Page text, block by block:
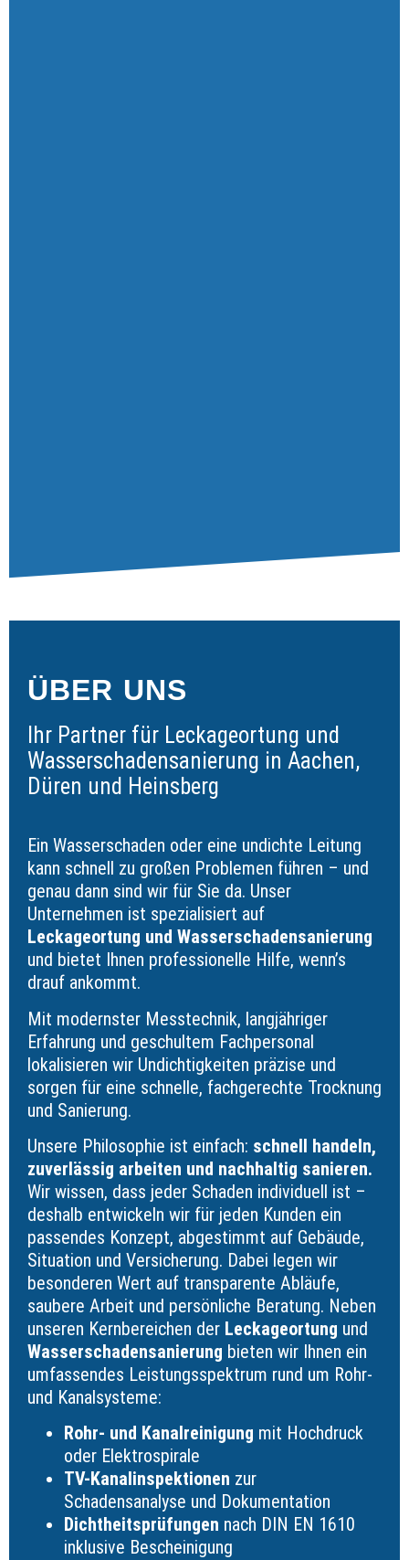
ÜBER UNS
Ihr Partner für Leckageortung und
Wasserschadensanierung in Aachen,
Düren und Heinsberg
Ein Wasserschaden oder eine undichte Leitung
kann schnell zu großen Problemen führen – und
genau dann sind wir für Sie da. Unser
Unternehmen ist spezialisiert auf
Leckageortung und Wasserschadensanierung
und bietet Ihnen professionelle Hilfe, wenn’s
drauf ankommt.
Mit modernster Messtechnik, langjähriger
Erfahrung und geschultem Fachpersonal
lokalisieren wir Undichtigkeiten präzise und
sorgen für eine schnelle, fachgerechte Trocknung
und Sanierung.
Unsere Philosophie ist einfach: schnell handeln,
zuverlässig arbeiten und nachhaltig sanieren.
Wir wissen, dass jeder Schaden individuell ist –
deshalb entwickeln wir für jeden Kunden ein
passendes Konzept, abgestimmt auf Gebäude,
Situation und Versicherung. Dabei legen wir
besonderen Wert auf transparente Abläufe,
saubere Arbeit und persönliche Beratung. Neben
unseren Kernbereichen der Leckageortung und
Wasserschadensanierung bieten wir Ihnen ein
umfassendes Leistungsspektrum rund um Rohr-
und Kanalsysteme:
Rohr- und Kanalreinigung mit Hochdruck
oder Elektrospirale
TV-Kanalinspektionen zur
Schadensanalyse und Dokumentation
Dichtheitsprüfungen nach DIN EN 1610
inklusive Bescheinigung